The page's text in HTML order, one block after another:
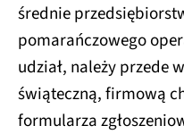
średnie
pomarańczowego
udział, należy przede
świąteczną, firmową
formularza